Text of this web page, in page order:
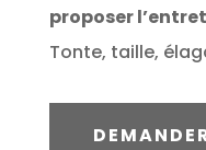
proposer
Tonte, taille,